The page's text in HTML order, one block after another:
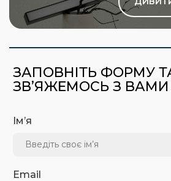
ЗАПОВНІТЬ ФОРМУ
ЗВ’ЯЖЕМОСЬ З ВАМИ
Ім’я
Email